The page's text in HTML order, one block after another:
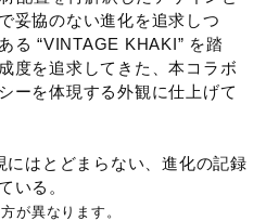
はこちら
スタイルに90％以上のリサイ
妥協のない進化を追求しつ
る “VINTAGE KHAKI” を踏
度を追求してきた、本コラボ
ーを体現する外観に仕上げて
はとどまらない、進化の記録
いる。
が異なります。